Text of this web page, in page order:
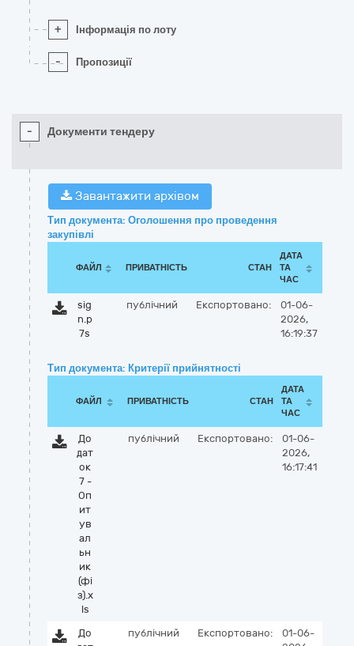
+ Інформація по лоту
- Пропозиції
- Документи тендеру
Завантажити архівом
Тип документа: Оголошення про проведення
закупівлі
ФАЙЛ ПРИВАТНІСТЬ СТАН
ДАТА
ТА
ЧАС
sig
n.p
7s
публічний Експортовано:
01-06-
2026,
16:19:37
Тип документа: Критерії прийнятності
ФАЙЛ ПРИВАТНІСТЬ СТАН
ДАТА
ТА
ЧАС
До
дат
ок
7 -
Оп
ит
ув
ал
ьн
ик
(фі
з).x
ls
публічний Експортовано:
01-06-
2026,
16:17:41
До
публічний Експортовано:
01-06-